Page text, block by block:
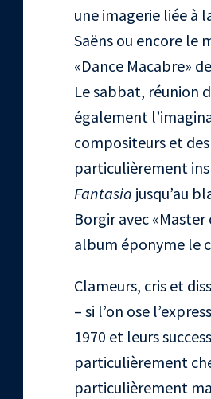
une imagerie liée à
Saëns ou encore le
«Dance Macabre»
Le sabbat, réunion
également
compositeurs et
particulièrement
Fantasia jusqu’au
Borgir avec
album éponyme le
Clameurs, cris et
– si l’on ose
1970 et leurs
particulièrement
particulièrement